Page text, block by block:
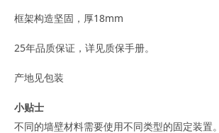
框架构造坚固，厚18mm
25年品质保证，详见质保手册。
产地见包装
小贴士
不同的墙壁材料需要使用不同类型的固定装置